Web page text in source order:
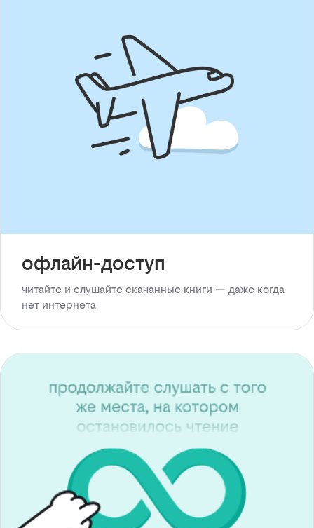
офлайн-доступ
читайте и слушайте скачанные книги — даже когда
нет интернета